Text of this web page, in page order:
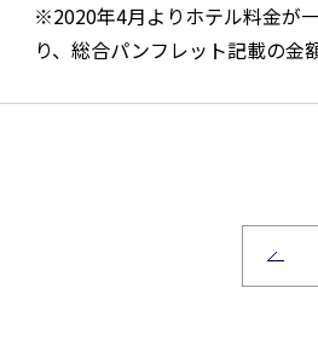
※2020年4月よりホテル料金が
り、総合パンフレット記載の金